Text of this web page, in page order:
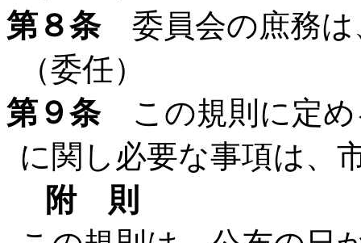
第８条委員会の庶務は
（委任）
第９条この規則に定め
に関し必要な事項は、
附 則